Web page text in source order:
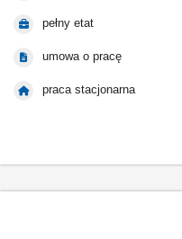
pełny etat
umowa o pracę
praca stacjonarna